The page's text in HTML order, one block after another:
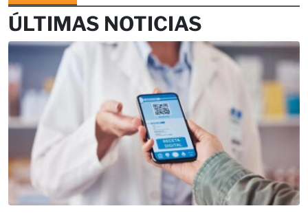
ÚLTIMAS NOTICIAS